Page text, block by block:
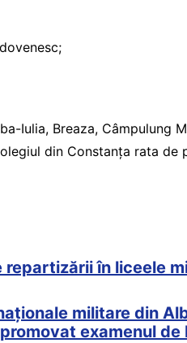
Iulia, Breaza, Câmpulung
din Constanța rata de
repartizării în liceele
militare din
examenul